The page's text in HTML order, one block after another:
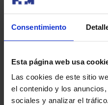
Consentimiento
Esta página web usa
Las cookies de este sitio
el contenido y los
sociales y analizar el
Modalidad de consulta
Presencial
Pedir cita